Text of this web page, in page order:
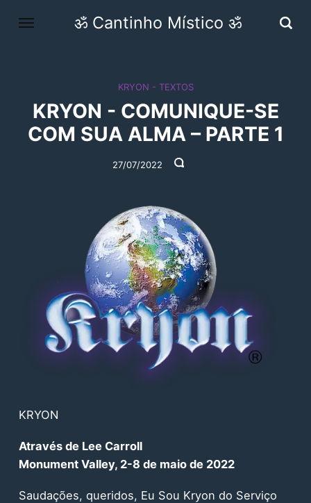
ॐ Cantinho Místico ॐ
KRYON - TEXTOS
KRYON - COMUNIQUE-SE
COM SUA ALMA – PARTE 1
27/07/2022
KRYON
Através de Lee Carroll
Monument Valley, 2-8 de maio de 2022
Saudações, queridos, Eu Sou Kryon do Serviço